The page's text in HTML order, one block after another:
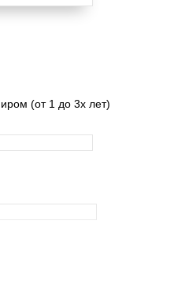
(от 1 до 3х лет)